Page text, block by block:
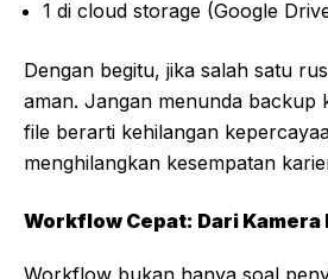
1 di cloud storage (Google
Dengan begitu, jika salah satu
aman. Jangan menunda backup
file berarti kehilangan
menghilangkan kesempatan
Workflow Cepat: Dari Kamera